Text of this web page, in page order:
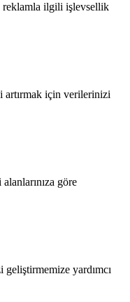
reklamla ilgili işlevsellik
artırmak için verilerinizi
göre
yardımcı